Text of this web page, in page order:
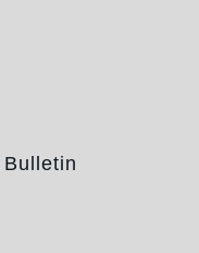
Bulletin